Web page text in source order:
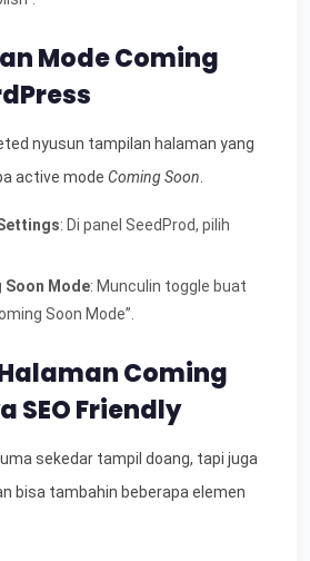
Mode Coming
nyusun tampilan halaman yang
active mode Coming Soon
: Di panel SeedProd, pilih
Mode: Munculin toggle buat
Soon Mode”.
Coming
SEO Friendly
sekedar tampil doang, tapi juga
bisa tambahin beberapa elemen